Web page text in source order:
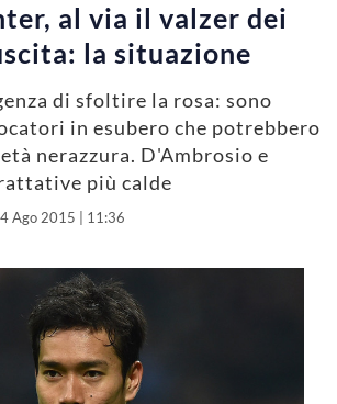
al via il valzer dei
la situazione
di sfoltire la rosa: sono
in esubero che potrebbero
nerazzura. D'Ambrosio e
più calde
4 Ago 2015 | 11:36